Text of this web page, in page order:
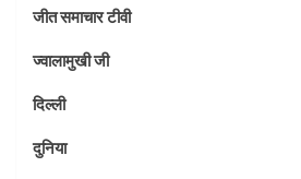
जीत समाचार टीवी
ज्वालामुखी जी
दिल्ली
दुनिया